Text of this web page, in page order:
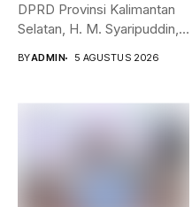
DPRD Provinsi Kalimantan
Selatan, H. M. Syaripuddin,
BYADMIN 5 AGUSTUS 2026